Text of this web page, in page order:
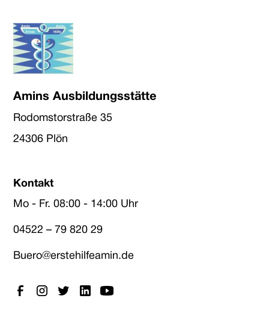
Amins Ausbildungsstätte
Rodomstorstraße 35
24306 Plön
Kontakt
Mo - Fr. 08:00 - 14:00 Uhr
04522 – 79 820 29
Buero@erstehilfeamin.de